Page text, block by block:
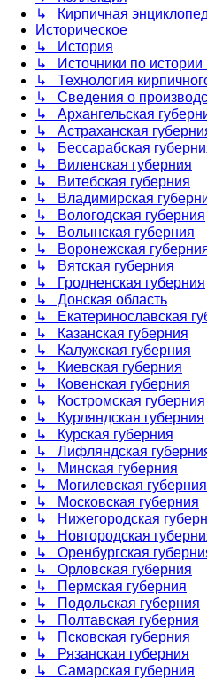
↳ Кирпичная
Историческое
↳ История
↳ Источники по истории
↳ Технология
↳ Сведения о
↳ Архангельская
↳ Астраханская
↳ Бессарабская
↳ Виленская губерния
↳ Витебская губерния
↳ Владимирская
↳ Вологодская губерния
↳ Волынская губерния
↳ Воронежская
↳ Вятская губерния
↳ Гродненская губерния
↳ Донская область
↳ Екатеринославская
↳ Казанская губерния
↳ Калужская губерния
↳ Киевская губерния
↳ Ковенская губерния
↳ Костромская губерния
↳ Курляндская губерния
↳ Курская губерния
↳ Лифляндская
↳ Минская губерния
↳ Могилевская губерния
↳ Московская губерния
↳ Нижегородская
↳ Новгородская
↳ Оренбургская
↳ Орловская губерния
↳ Пермская губерния
↳ Подольская губерния
↳ Полтавская губерния
↳ Псковская губерния
↳ Рязанская губерния
↳ Самарская губерния